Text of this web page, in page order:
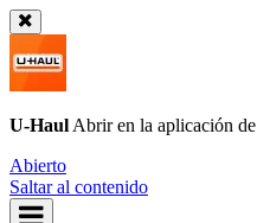
U-Haul Abrir en la aplicación de
Abierto
Saltar al contenido